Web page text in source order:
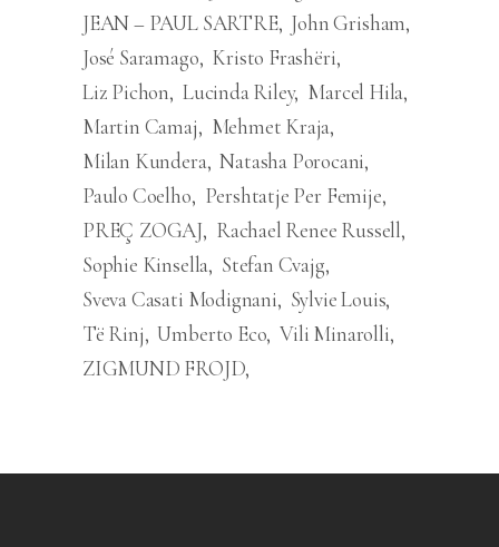
JEAN – PAUL SARTRE John Grisham
José Saramago Kristo Frashëri
Liz Pichon Lucinda Riley Marcel Hila
Martin Camaj
Mehmet Kraja
Milan Kundera Natasha Porocani
Paulo Coelho
Pershtatje Per Femije
PREÇ ZOGAJ
Rachael Renee Russell
Sophie Kinsella Stefan Cvajg
Sveva Casati Modignani
Sylvie Louis
Të Rinj Umberto Eco Vili Minarolli
ZIGMUND FROJD